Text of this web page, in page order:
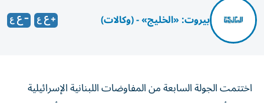
بيروت: «الخليج» - (وكالات)
برعاية أمريكية، والثانية في العاصمة الإيطالية روما، أمس